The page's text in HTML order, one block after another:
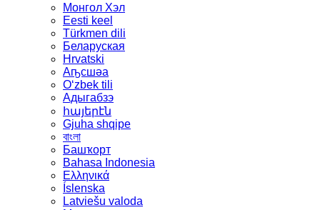
Монгол Хэл
Eesti keel
Türkmen dili
Беларуская
Hrvatski
Аҧсшәа
Oʻzbek tili
Адыгабзэ
հայերէն
Gjuha shqipe
বাংলা
Башҡорт
Bahasa Indonesia
Ελληνικά
Íslenska
Latviešu valoda